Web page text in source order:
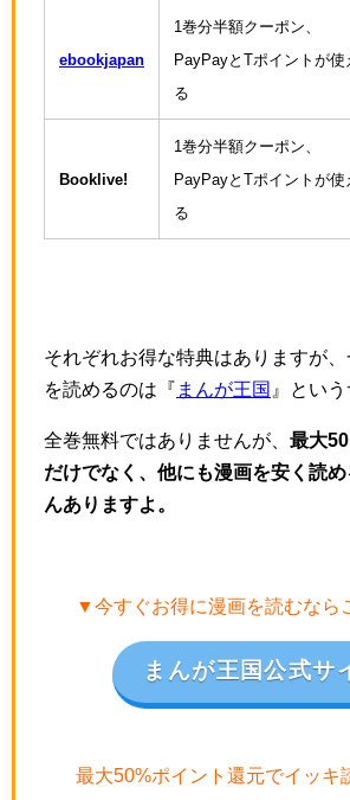
ebookjapan
1巻分半額クーポン、
PayPayとTポイントが使
る
Booklive!
1巻分半額クーポン、
PayPayとTポイントが使
る
それぞれお得な特典はありますが
を読めるのは『 まんが王国 』とい
全巻無料ではありませんが、 最大
だけでなく、他にも漫画を安く読
んありますよ。
▼今すぐお得に漫画を読むなら
まんが王国公式サ
最大50%ポイント還元でイッキ